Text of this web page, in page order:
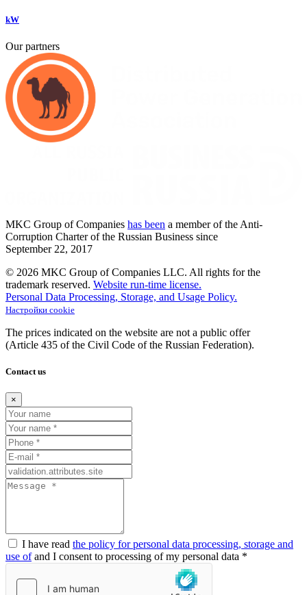
kW
Our partners
MKC Group of Companies has been a member of the Anti-
Corruption Charter of the Russian Business since
September 22, 2017
© 2026 MKC Group of Companies LLC. All rights for the
trademark reserved. Website run-time license.
Personal Data Processing, Storage, and Usage Policy.
Настройки cookie
The prices indicated on the website are not a public offer
(Article 435 of the Civil Code of the Russian Federation).
Contact us
×
I have read the policy for personal data processing, storage and
use ofand I consent to processing of my personal data *